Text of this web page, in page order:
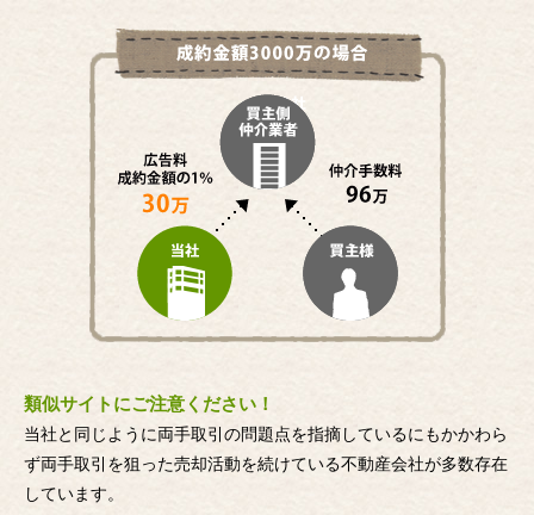
類似サイトにご注意ください！
当社と同じように両手取引の問題点を指摘しているにもかかわら
ず両手取引を狙った売却活動を続けている不動産会社が多数存在
しています。